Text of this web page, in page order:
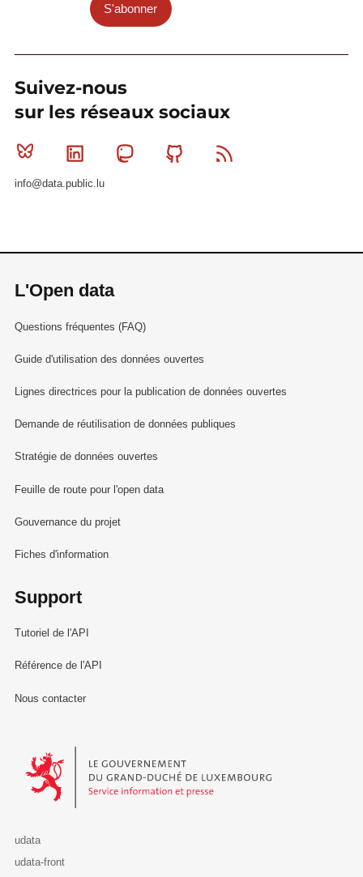
S'abonner
Suivez-nous
sur les réseaux sociaux
Bluesky Linkedin MastodonGithub
info@data.public.lu
L'Open data
Questions fréquentes (FAQ)
Guide d'utilisation des données ouvertes
Lignes directrices pour la publication de données ouvertes
Demande de réutilisation de données publiques
Stratégie de données ouvertes
Feuille de route pour l'open data
Gouvernance du projet
Fiches d'information
Support
Tutoriel de l'API
Référence de l'API
Nous contacter
Le Gouvernement du Grand-Duché de Luxembourg - Service
udata
udata-front